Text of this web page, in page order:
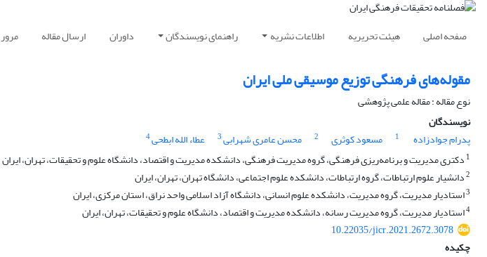
صفحه اصلی هیئت تحریریه اطلاعات نشریه راهنمای نویسندگان داوران ارسال مقاله مرور
مقوله‌های فرهنگی توزیع موسیقی ملی ایران
نوع مقاله : مقاله علمی پژوهشی
نویسندگان
پدرام جوادزاده
1 مسعود کوثری 2 محسن عامری شهرابی3 عطاء الله ابطحی4
1 دکتری مدیریت و برنامه‌ریزی فرهنگی، گروه مدیریت فرهنگی، دانشکده مدیریت و اقتصاد، دانشگاه علوم و تحقیقات، تهران، ایران
2دانشیار علوم ارتباطات، گروه ارتباطات، دانشکده علوم اجتماعی، دانشگاه تهران، تهران، ایران
3استادیار مدیریت، گروه مدیریت، دانشکده علوم انسانی، دانشگاه آزاد اسلامی واحد نراق، استان مرکزی، ایران
4استادیار مدیریت، گروه مدیریت رسانه، دانشکده مدیریت و اقتصاد، دانشگاه علوم و تحقیقات، تهران، ایران
10.22035/jicr.2021.2672.3078
چکیده